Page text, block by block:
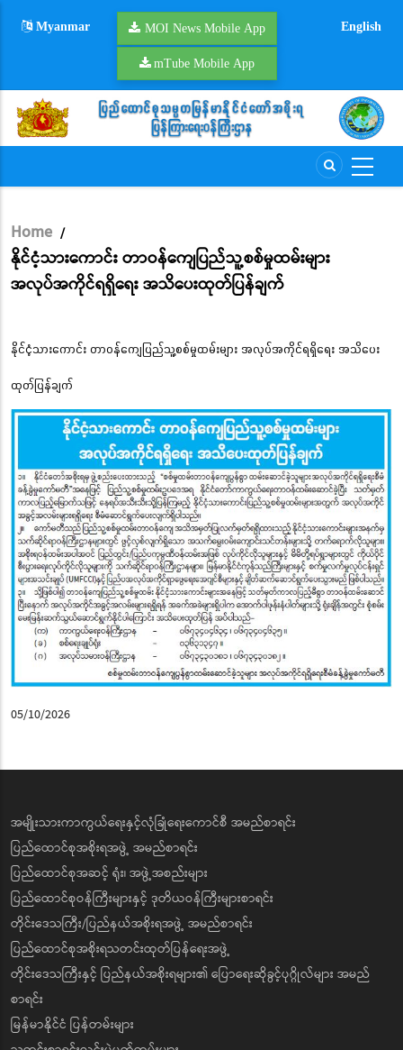
Myanmar MOI News Mobile App
mTube Mobile App
English
Breadcrumb
Home /
နိုင်ငံ့သားကောင်း တာဝန်ကျေပြည်သူ့စစ်မှုထမ်းများ
အလုပ်အကိုင်ရရှိရေး အသိပေးထုတ်ပြန်ချက်
နိုင်ငံ့သားကောင်း တာဝန်ကျေပြည်သူ့စစ်မှုထမ်းများ အလုပ်အကိုင်ရရှိရေး အသိပေး
ထုတ်ပြန်ချက်
05/10/2026
အမျိုးသားကာကွယ်ရေးနှင့်လုံခြုံရေးကောင်စီ အမည်စာရင်း
ပြည်ထောင်စုအစိုးရအဖွဲ့ အမည်စာရင်း
ပြည်ထောင်စုအဆင့် ရုံး၊ အဖွဲ့အစည်းများ
ပြည်ထောင်စုဝန်ကြီးများနှင့် ဒုတိယဝန်ကြီးများစာရင်း
တိုင်းဒေသကြီး/ပြည်နယ်အစိုးရအဖွဲ့ အမည်စာရင်း
ပြည်ထောင်စုအစိုးရသတင်းထုတ်ပြန်ရေးအဖွဲ့
တိုင်းဒေသကြီးနှင့် ပြည်နယ်အစိုးရများ၏ ပြောရေးဆိုခွင့်ပုဂ္ဂိုလ်များ အမည်
စာရင်း
မြန်မာနိုင်ငံ ပြန်တမ်းများ